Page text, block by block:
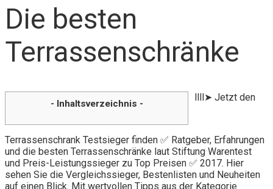
Die besten
Terrassenschränke
- Inhaltsverzeichnis -
llll➤ Jetzt den
Terrassenschrank Testsieger finden ✅ Ratgeber, Erfahrungen
und die besten Terrassenschränke laut Stiftung Warentest
und Preis-Leistungssieger zu Top Preisen ✅ 2017. Hier
sehen Sie die Vergleichssieger, Bestenlisten und Neuheiten
auf einen Blick. Mit wertvollen Tipps aus der Kategorie